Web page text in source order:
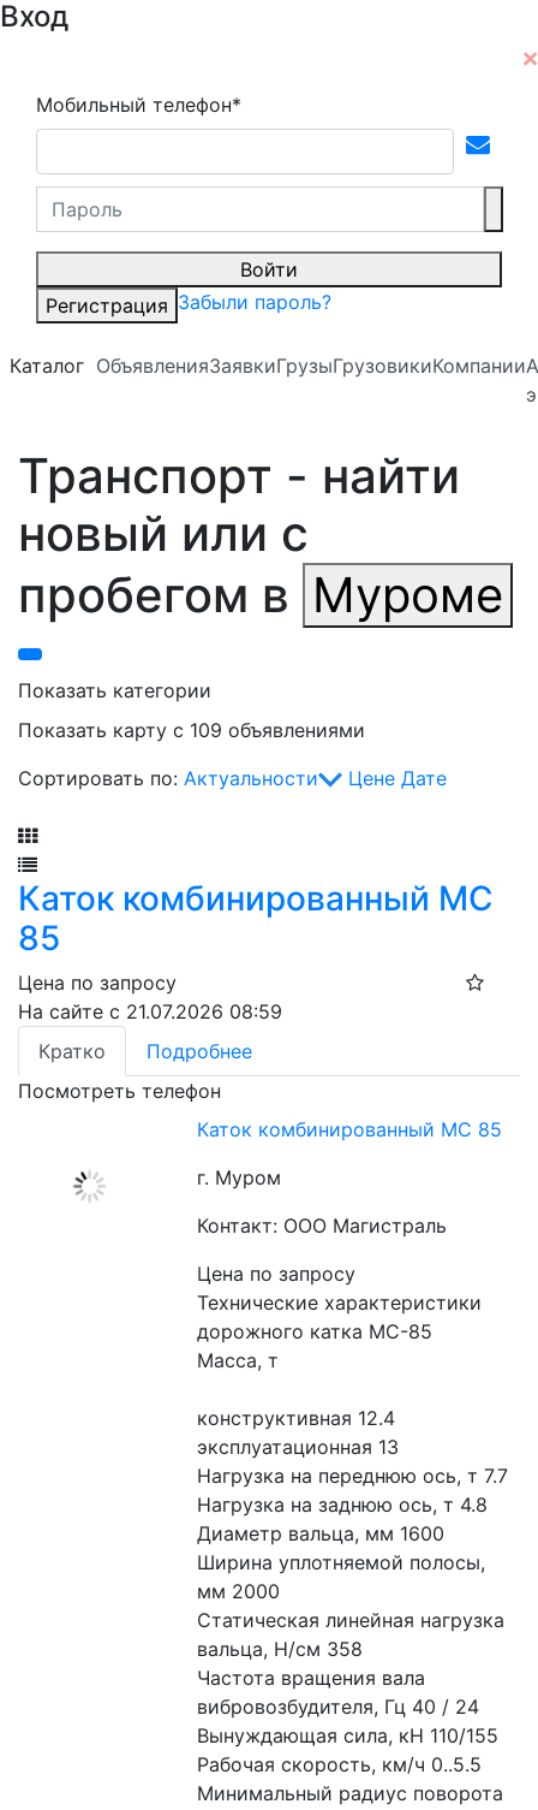
Вход
Мобильный телефон*
Войти
Регистрация Забыли пароль?
Каталог ОбъявленияЗаявкиГрузыГрузовикиКомпании
Транспорт - найти
новый или с
пробегом в Муроме
Показать категории
Показать карту с 109 объявлениями
Сортировать по: Актуальности Цене Дате
Каток комбинированный МС
85
Цена по запросу
На сайте с 21.07.2026 08:59
Кратко
Подробнее
Посмотреть телефон
Каток комбинированный МС 85
г. Муром
Контакт: ООО Магистраль
Цена по запросу
Технические характеристики
дорожного катка МС-85
Масса, т
конструктивная 12.4
эксплуатационная 13
Нагрузка на переднюю ось, т 7.7
Нагрузка на заднюю ось, т 4.8
Диаметр вальца, мм 1600
Ширина уплотняемой полосы,
мм 2000
Статическая линейная нагрузка
вальца, Н/см 358
Частота вращения вала
вибровозбудителя, Гц 40 / 24
Вынуждающая сила, кН 110/155
Рабочая скорость, км/ч 0..5.5
Минимальный радиус поворота